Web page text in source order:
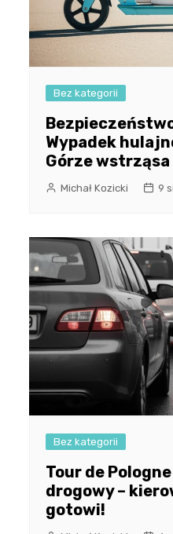
Bez kategorii
Wypadek
Górze
Michał Kozicki 9
Bez kategorii
Tour de
drogowy –
gotowi!